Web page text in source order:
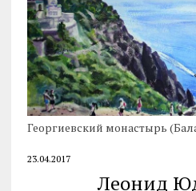
Георгиевский монастырь
23.04.2017
Леонид